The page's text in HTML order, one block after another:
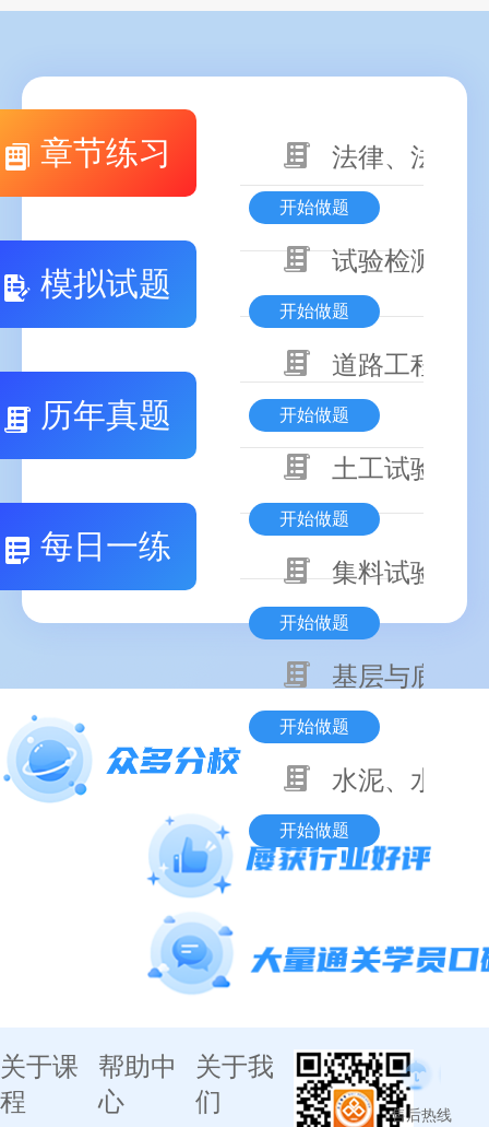
章节练习
模拟试题
历年真题
每日一练
法律、法规
开始做题
试验检测基
开始做题
道路工程相
开始做题
土工试验与
开始做题
集料试验
开始做题
基层与底基
开始做题
水泥、水泥
开始做题
关于课
程
帮助中
心
关于我
们
售后热线